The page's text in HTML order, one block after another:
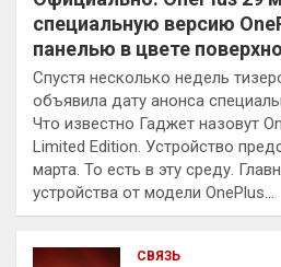
специальную версию
панелью в цвете
Спустя несколько недель
объявила дату анонса
Что известно Гаджет назовут
Limited Edition. Устройство
марта. То есть в эту среду.
устройства от модели OnePlus…
СВЯЗЬ